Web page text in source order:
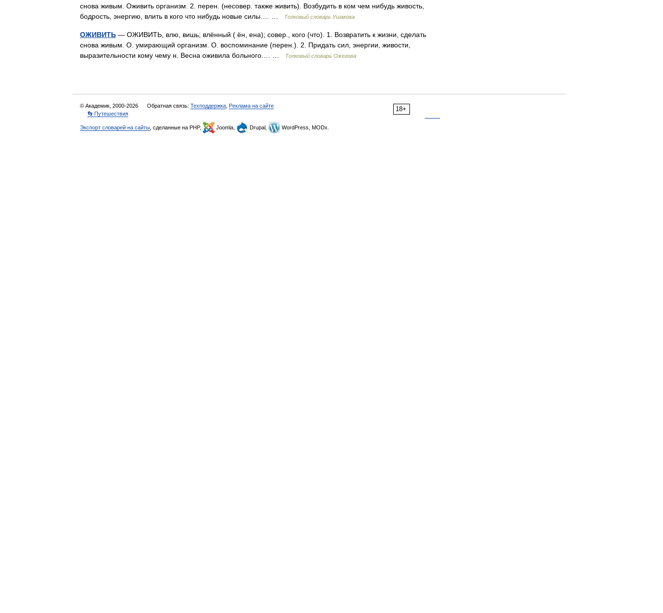
снова живым. Оживить организм. 2. перен. (несовер. также живить). Возбудить в ком чем нибудь живость,
бодрость, энергию, влить в кого что нибудь новые силы.… …
Толковый словарь Ушакова
ОЖИВИТЬ — ОЖИВИТЬ, влю, вишь; влённый ( ён, ена); совер., кого (что). 1. Возвратить к жизни, сделать
снова живым. О. умирающий организм. О. воспоминание (перен.). 2. Придать сил, энергии, живости,
выразительности кому чему н. Весна оживила больного.… …
Толковый словарь Ожегова
18+
© Академик, 2000-2026 Обратная связь: Техподдержка Реклама на сайте
👣 Путешествия
Экспорт словарей на сайты , сделанные на PHP, Joomla, Drupal, WordPress, MODx.